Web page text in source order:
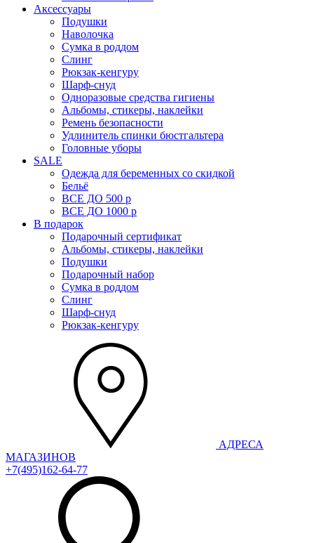
Аксессуары
Подушки
Наволочка
Сумка в роддом
Cлинг
Рюкзак-кенгуру
Шарф-снуд
Одноразовые средства гигиены
Альбомы, стикеры, наклейки
Ремень безопасности
Удлинитель спинки бюстгальтера
Головные уборы
SALE
Одежда для беременных со скидкой
Бельё
ВСЕ ДО 500 р
ВСЕ ДО 1000 р
В подарок
Подарочный сертификат
Альбомы, стикеры, наклейки
Подушки
Подарочный набор
Сумка в роддом
Слинг
Шарф-снуд
Рюкзак-кенгуру
АДРЕСА
МАГАЗИНОВ
+7(495)162-64-77